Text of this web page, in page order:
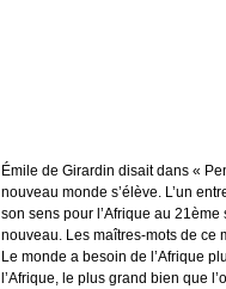
Émile de Girardin disait dans «
nouveau monde s’élève. L’un
son sens pour l’Afrique au
nouveau. Les maîtres-mots de ce
Le monde a besoin de l’Afrique
l’Afrique, le plus grand bien que